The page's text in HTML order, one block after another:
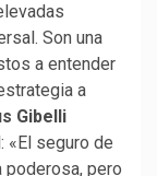
Son una
a entender
a
Gibelli
«El seguro de
poderosa, pero